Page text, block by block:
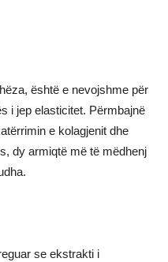
është e nevojshme për
i jep elasticitet. Përmbajnë
e kolagjenit dhe
dy armiqtë më të mëdhenj
se ekstrakti i